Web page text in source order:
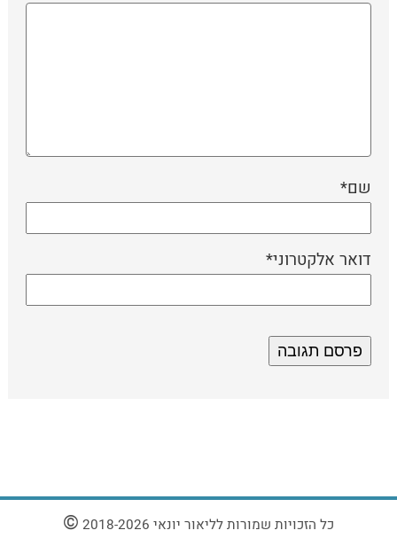
שם*
דואר אלקטרוני*
כל הזכויות שמורות לליאור יונאי 2018-2026
©